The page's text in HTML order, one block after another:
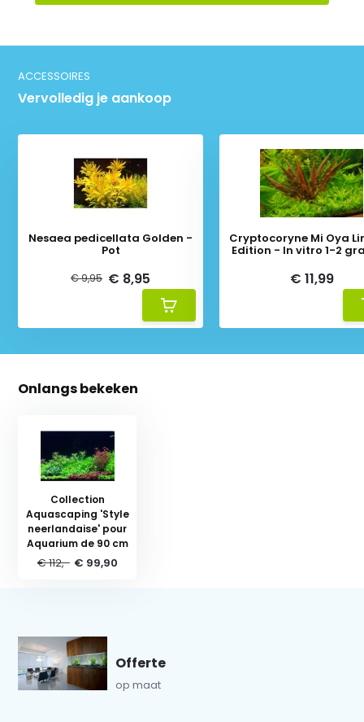
ACCESSOIRES
Vervolledig je aankoop
Nesaea pedicellata Golden -
Pot
€ 9,95 € 8,95
Cryptocoryne Mi Oya
Edition - In vitro 1-2
€ 11,99
Onlangs bekeken
Collection
Aquascaping 'Style
neerlandaise' pour
Aquarium de 90 cm
€ 112,- € 99,90
Offerte
op maat